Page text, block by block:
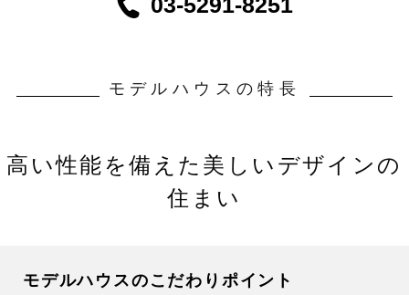
モデルハウスの特長
高い性能を備えた美しいデザインの
住まい
モデルハウスのこだわりポイント